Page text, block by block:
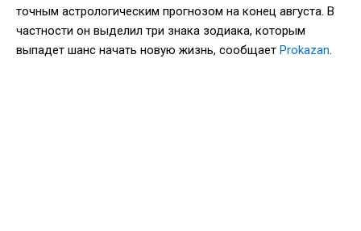
точным астрологическим прогнозом на конец августа. В
частности он выделил три знака зодиака, которым
выпадет шанс начать новую жизнь, сообщает Prokazan.